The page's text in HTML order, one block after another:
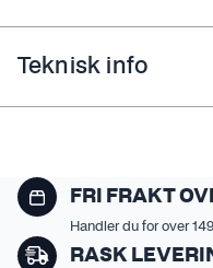
Teknisk info
FRI FRAKT
Handler du for over
RASK